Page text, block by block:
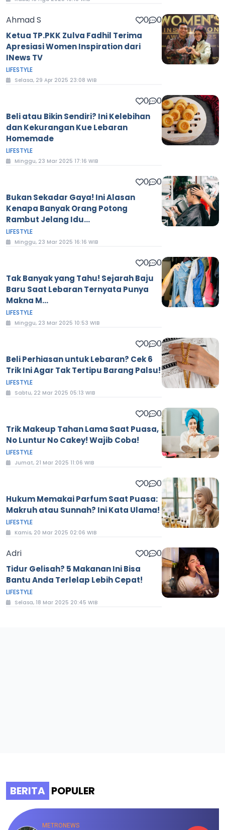
Ahmad S 0 0
Ketua TP.PKK Zulva Fadhil Terima
Apresiasi Women Inspiration dari
INews TV
LIFESTYLE
Selasa, 29 Apr 2025 23:08 WIB
0 0
Beli atau Bikin Sendiri? Ini Kelebihan
dan Kekurangan Kue Lebaran
Homemade
LIFESTYLE
Minggu, 23 Mar 2025 17:16 WIB
0 0
Bukan Sekadar Gaya! Ini Alasan
Kenapa Banyak Orang Potong
Rambut Jelang Idu...
LIFESTYLE
Minggu, 23 Mar 2025 16:16 WIB
0 0
Tak Banyak yang Tahu! Sejarah Baju
Baru Saat Lebaran Ternyata Punya
Makna M...
LIFESTYLE
Minggu, 23 Mar 2025 10:53 WIB
0 0
Beli Perhiasan untuk Lebaran? Cek 6
Trik Ini Agar Tak Tertipu Barang Palsu!
LIFESTYLE
Sabtu, 22 Mar 2025 05:13 WIB
0 0
Trik Makeup Tahan Lama Saat Puasa,
No Luntur No Cakey! Wajib Coba!
LIFESTYLE
Jumat, 21 Mar 2025 11:06 WIB
0 0
Hukum Memakai Parfum Saat Puasa:
Makruh atau Sunnah? Ini Kata Ulama!
LIFESTYLE
Kamis, 20 Mar 2025 02:06 WIB
Adri 0 0
Tidur Gelisah? 5 Makanan Ini Bisa
Bantu Anda Terlelap Lebih Cepat!
LIFESTYLE
Selasa, 18 Mar 2025 20:45 WIB
BERITA POPULER
METRONEWS